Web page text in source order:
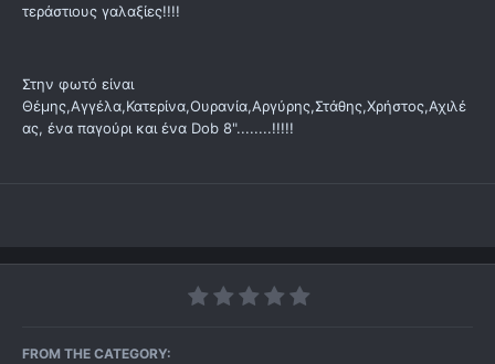
τεράστιους γαλαξίες!!!!
Στην φωτό είναι
Θέμης,Αγγέλα,Κατερίνα,Ουρανία,Αργύρης,Στάθης,Χρήστος,Αχιλέ
ας, ένα παγούρι και ένα Dob 8"........!!!!!
FROM THE CATEGORY: